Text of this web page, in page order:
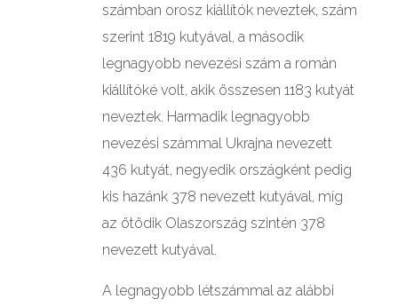
számban orosz kiállítók neveztek, szám
szerint 1819 kutyával, a második
legnagyobb nevezési szám a román
kiállítóké volt, akik összesen 1183 kutyát
neveztek. Harmadik legnagyobb
nevezési számmal Ukrajna nevezett
436 kutyát, negyedik országként pedig
kis hazánk 378 nevezett kutyával, míg
az ötödik Olaszország szintén 378
nevezett kutyával.
A legnagyobb létszámmal az alábbi